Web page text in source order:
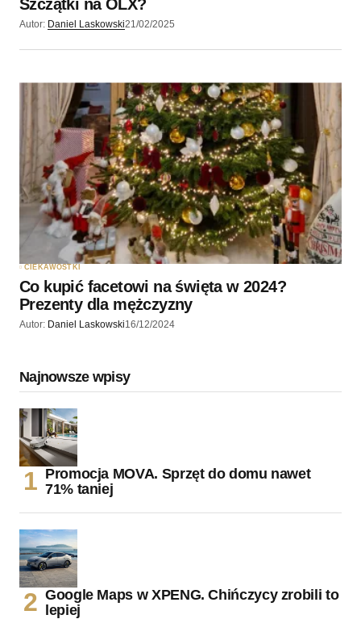
Szczątki na OLX?
Autor: Daniel Laskowski21/02/2025
CIEKAWOSTKI
Co kupić facetowi na święta w 2024?
Prezenty dla mężczyzny
Autor: Daniel Laskowski16/12/2024
Najnowsze wpisy
Promocja MOVA. Sprzęt do domu nawet
71% taniej
Google Maps w XPENG. Chińczycy zrobili to
lepiej